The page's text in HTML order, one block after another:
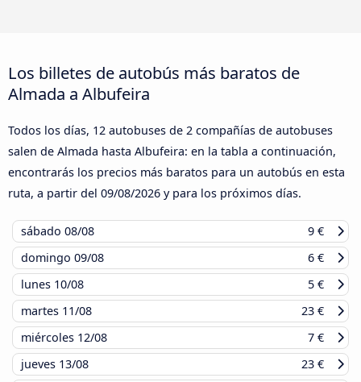
Los billetes de autobús más baratos de
Almada a Albufeira
Todos los días, 12 autobuses de 2 compañías de autobuses
salen de Almada hasta Albufeira: en la tabla a continuación,
encontrarás los precios más baratos para un autobús en esta
ruta, a partir del 09/08/2026 y para los próximos días.
sábado 08/08
9 €
domingo 09/08
6 €
lunes 10/08
5 €
martes 11/08
23 €
miércoles 12/08
7 €
jueves 13/08
23 €